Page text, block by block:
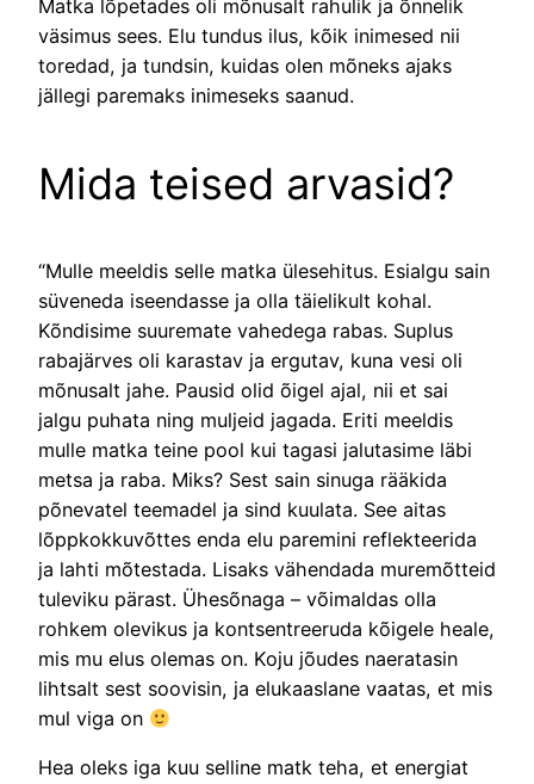
Matka lõpetades oli mõnusalt rahulik ja õnnelik
väsimus sees. Elu tundus ilus, kõik inimesed nii
toredad, ja tundsin, kuidas olen mõneks ajaks
jällegi paremaks inimeseks saanud.
Mida teised arvasid?
“Mulle meeldis selle matka ülesehitus. Esialgu sain
süveneda iseendasse ja olla täielikult kohal.
Kõndisime suuremate vahedega rabas. Suplus
rabajärves oli karastav ja ergutav, kuna vesi oli
mõnusalt jahe. Pausid olid õigel ajal, nii et sai
jalgu puhata ning muljeid jagada. Eriti meeldis
mulle matka teine pool kui tagasi jalutasime läbi
metsa ja raba. Miks? Sest sain sinuga rääkida
põnevatel teemadel ja sind kuulata. See aitas
lõppkokkuvõttes enda elu paremini reflekteerida
ja lahti mõtestada. Lisaks vähendada muremõtteid
tuleviku pärast. Ühesõnaga – võimaldas olla
rohkem olevikus ja kontsentreeruda kõigele heale,
mis mu elus olemas on. Koju jõudes naeratasin
lihtsalt sest soovisin, ja elukaaslane vaatas, et mis
mul viga on
Hea oleks iga kuu selline matk teha, et energiat